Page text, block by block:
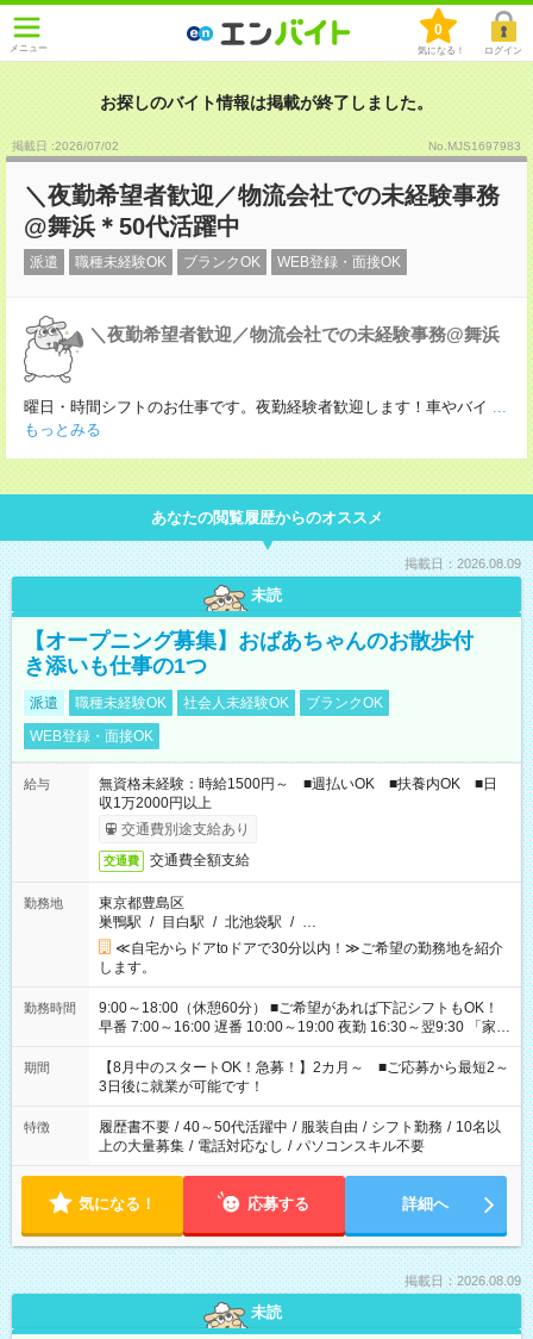
メニュー
0
気になる！ ログイン
お探しのバイト情報は掲載が終了しました。
掲載日 :2026/07/02 No.MJS1697983
＼夜勤希望者歓迎／物流会社での未経験事務
@舞浜＊50代活躍中
派遣 職種未経験OK ブランクOK WEB登録・面接OK
＼夜勤希望者歓迎／物流会社での未経験事務@舞浜
曜日・時間シフトのお仕事です。夜勤経験者歓迎します！車やバイ ...
もっとみる
あなたの閲覧履歴からのオススメ
掲載日：2026.08.09
未読
【オープニング募集】おばあちゃんのお散歩付
き添いも仕事の1つ
派遣 職種未経験OK 社会人未経験OK
ブランクOK
WEB登録・面接OK
給与
無資格未経験：時給1500円～ ■週払いOK ■扶養内OK ■日
収1万2000円以上
交通費別途支給あり
交通費 交通費全額支給
勤務地
東京都豊島区
巣鴨駅 / 目白駅 / 北池袋駅 / …
≪自宅からドアtoドアで30分以内！≫ご希望の勤務地を紹介
します。
勤務時間
9:00～18:00（休憩60分） ■ご希望があれば下記シフトもOK！
早番 7:00～16:00 遅番 10:00～19:00 夜勤 16:30～翌9:30 「家族
と休みを合わせたい」 「余裕を持って夕飯の準備がしたい」
「できれば残業はしたくない」 など、ご希望を教えてください
ね。 ※Wワーク希望の方へ 今ご覧のお仕事で希望する勤務時間
と、もう1つのお仕事の勤務時間。 合計で週40時間を超える場
合は応募できません。
期間
【8月中のスタートOK！急募！】2カ月～ ■ご応募から最短2～
3日後に就業が可能です！
特徴 履歴書不要 / 40～50代活躍中 / 服装自由 / シフト勤務 / 10名以
上の大量募集 / 電話対応なし / パソコンスキル不要
気になる！ 応募する 詳細へ
掲載日：2026.08.09
未読